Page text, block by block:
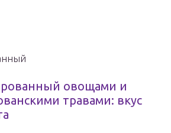
овощами и
травами: вкус